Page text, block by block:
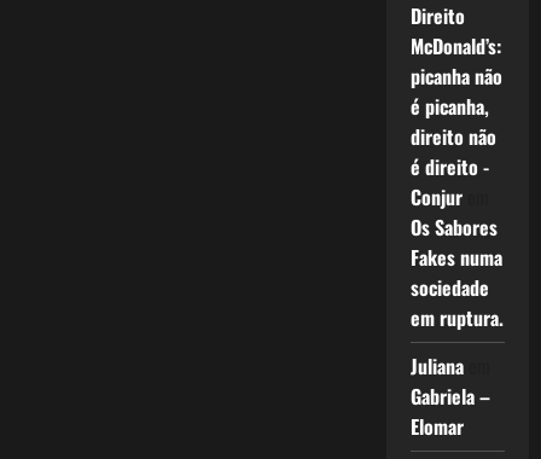
Direito
McDonald’s:
picanha não
é picanha,
direito não
é direito -
Conjurem
Os Sabores
Fakes numa
sociedade
em ruptura.
Julianaem
Gabriela –
Elomar